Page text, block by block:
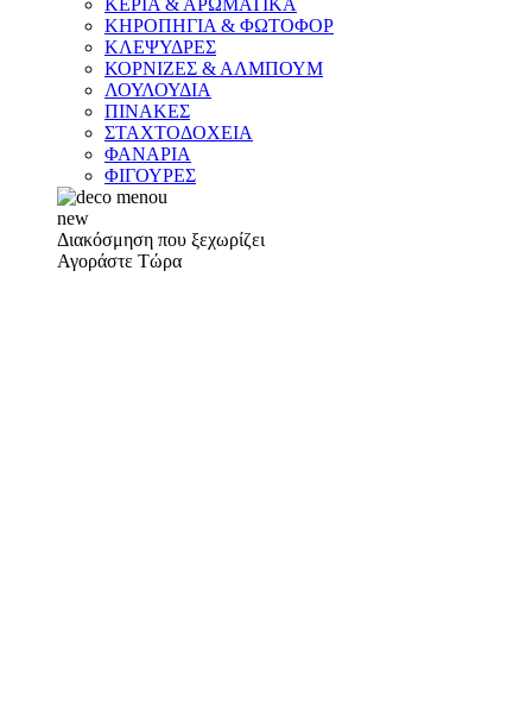
ΚΗΡΟΠΗΓΙΑ & ΦΩΤΟΦΟΡ
ΚΛΕΨΥΔΡΕΣ
ΚΟΡΝΙΖΕΣ & ΑΛΜΠΟΥΜ
ΛΟΥΛΟΥΔΙΑ
ΠΙΝΑΚΕΣ
ΣΤΑΧΤΟΔΟΧΕΙΑ
ΦΑΝΑΡΙΑ
ΦΙΓΟΥΡΕΣ
new
Διακόσμηση που ξεχωρίζει
Αγοράστε Τώρα